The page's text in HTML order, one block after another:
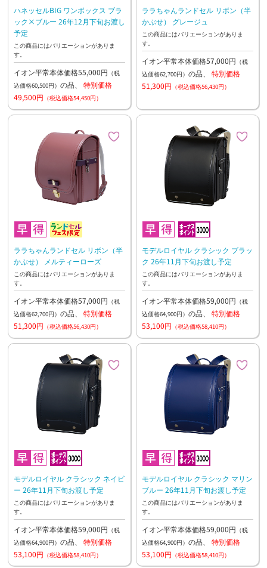
ハネッセルBIG ワンボックス ブラ
ック×ブルー 26年12月下旬お渡し
予定
この商品にはバリエーションがありま
す。
イオン平常本体価格55,000円 （税
込価格60,500円） の品、 特別価格
49,500円 （税込価格54,450円）
ララちゃんランドセル リボン（半
かぶせ） グレージュ
この商品にはバリエーションがありま
す。
イオン平常本体価格57,000円 （税
込価格62,700円） の品、 特別価格
51,300円 （税込価格56,430円）
ララちゃんランドセル リボン（半
かぶせ） メルティーローズ
この商品にはバリエーションがありま
す。
イオン平常本体価格57,000円 （税
込価格62,700円） の品、 特別価格
51,300円 （税込価格56,430円）
モデルロイヤル クラシック ブラッ
ク 26年11月下旬お渡し予定
この商品にはバリエーションがありま
す。
イオン平常本体価格59,000円 （税
込価格64,900円） の品、 特別価格
53,100円 （税込価格58,410円）
モデルロイヤル クラシック ネイビ
ー 26年11月下旬お渡し予定
この商品にはバリエーションがありま
す。
イオン平常本体価格59,000円 （税
込価格64,900円） の品、 特別価格
53,100円 （税込価格58,410円）
モデルロイヤル クラシック マリン
ブルー 26年11月下旬お渡し予定
この商品にはバリエーションがありま
す。
イオン平常本体価格59,000円 （税
込価格64,900円） の品、 特別価格
53,100円 （税込価格58,410円）